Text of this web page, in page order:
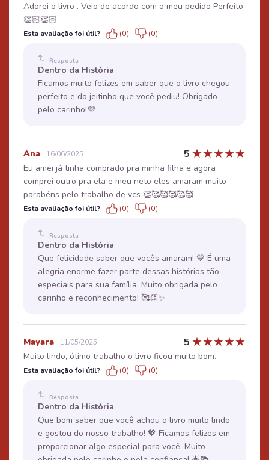
Adorei o livro . Veio de acordo com o meu pedido Perfeito
👏🏻👏🏻
Esta avaliação foi útil? (0) (0)
Resposta
Dentro da História
Ficamos muito felizes em saber que o livro chegou
perfeito e do jeitinho que você pediu! Obrigado
pelo carinho!💜
Ana 16/06/2025 5 ★★★★★
Eu amei já tinha comprado pra minha filha e agora
comprei outro pra ela e meu neto eles amaram muito
parabéns pelo trabalho de vcs 👏🥰🥰🥰🥰🥰
Esta avaliação foi útil? (0) (0)
Resposta
Dentro da História
Que felicidade saber que vocês amaram! 💙 É uma
alegria enorme fazer parte dessas histórias tão
especiais para sua família. Muito obrigada pelo
carinho e reconhecimento! 🥰👏✨
Mayara 11/05/2025 5 ★★★★★
Muito lindo, ótimo trabalho o livro ficou muito bom.
Esta avaliação foi útil? (0) (0)
Resposta
Dentro da História
Que bom saber que você achou o livro muito lindo
e gostou do nosso trabalho! 💖 Ficamos felizes em
proporcionar algo especial para você. Muito